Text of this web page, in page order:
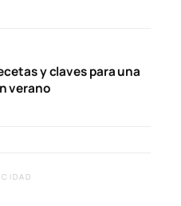
y claves para una
verano